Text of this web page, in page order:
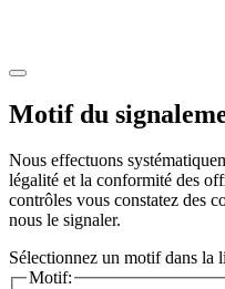
Motif du
Nous effectuons
légalité et la conformité des
contrôles vous constatez des
nous le signaler.
Sélectionnez un motif dans la
Motif: